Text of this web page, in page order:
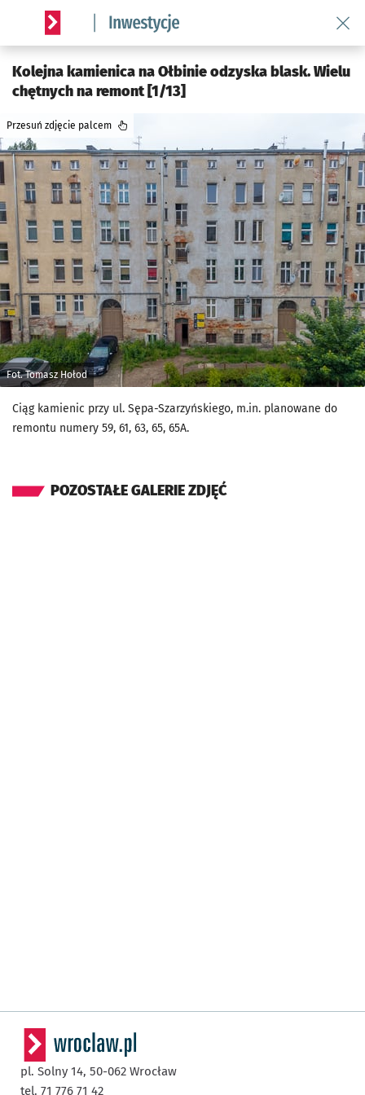
Serwis informacyjny wroclaw.pl podserwis:
Kolejna kamienica na Ołbinie odzyska blask. Wielu
chętnych na remont [1/13]
Fot. Tomasz Hołod
Przesuń zdjęcie palcem
Ciąg kamienic przy ul. Sępa-Szarzyńskiego, m.in. planowane do
remontu numery 59, 61, 63, 65, 65A.
POZOSTAŁE GALERIE ZDJĘĆ
pl. Solny 14, 50-062 Wrocław
tel. 71 776 71 42